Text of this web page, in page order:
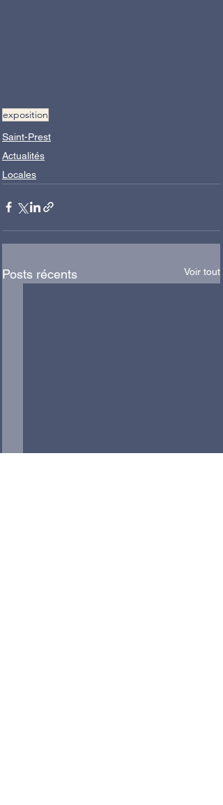
exposition
Saint-Prest
Actualités
Locales
Posts récents Voir tout